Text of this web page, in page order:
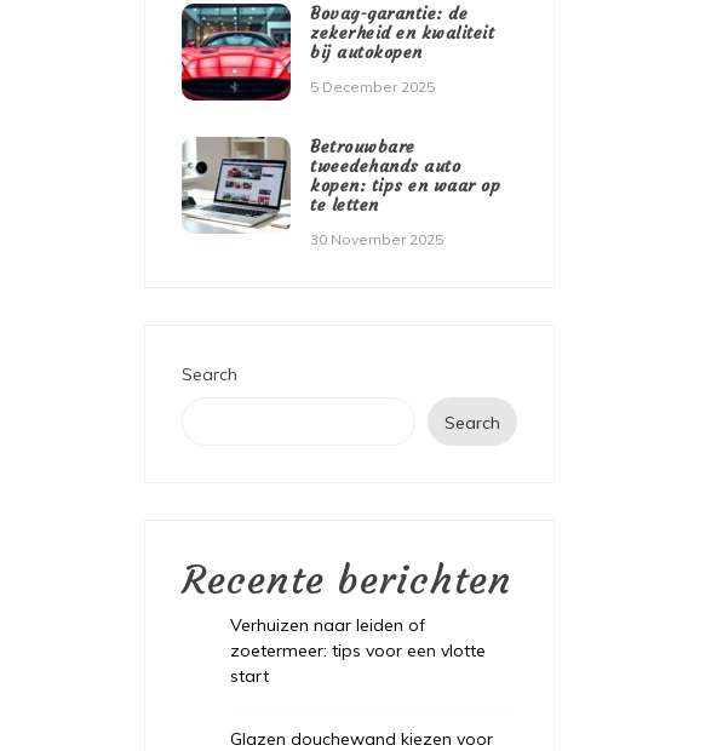
Bovag-garantie: de
zekerheid en kwaliteit
bij autokopen
5 December 2025
Betrouwbare
tweedehands auto
kopen: tips en waar op
te letten
30 November 2025
Search
Search
Recente berichten
Verhuizen naar leiden of
zoetermeer: tips voor een vlotte
start
Glazen douchewand kiezen voor